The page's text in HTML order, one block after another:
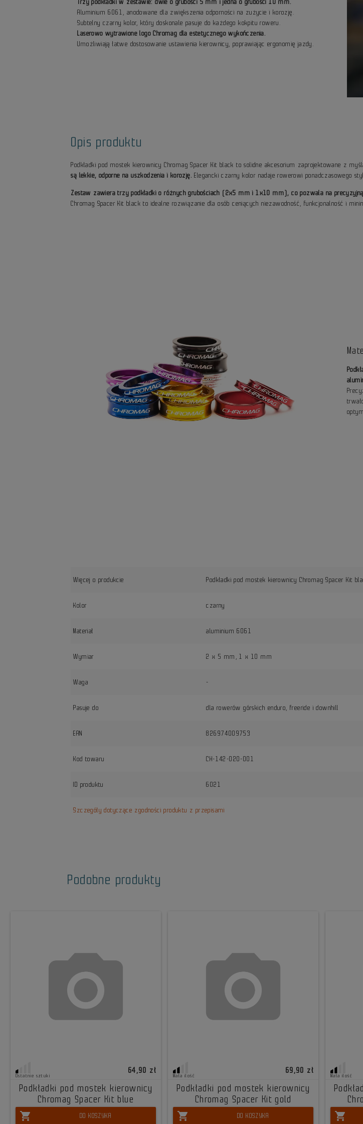
Trzy podkładki w zestawie: dwie o grubości 5 mm i jedna o grubości 10 mm.
Aluminium 6061, anodowane dla zwiększenia odporności na zużycie i korozję.
Subtelny czarny kolor, który doskonale pasuje do każdego kokpitu roweru.
Laserowo wytrawione logo Chromag dla estetycznego wykończenia.
Umożliwiają łatwe dostosowanie ustawienia kierownicy, poprawiając ergonomię jazdy.
Opis produktu
Podkładki pod mostek kierownicy Chromag Spacer Kit black to solidne akcesorium zaprojektowane z
są lekkie, odporne na uszkodzenia i korozję. Elegancki czarny kolor nadaje rowerowi ponadczasowego
Zestaw zawiera trzy podkładki o różnych grubościach (2x5 mm i 1x10 mm), co pozwala na
Chromag Spacer Kit black to idealne rozwiązanie dla osób ceniących niezawodność, funkcjonalność i
Więcej o produkcie Podkładki pod mostek kierownicy Chromag Spacer Kit
Kolor czarny
Materiał aluminium 6061
Wymiar 2 x 5 mm, 1 x 10 mm
Waga -
Pasuje do dla rowerów górskich enduro, freeride i downhill
EAN 826974009753
Kod towaru CH-142-020-001
ID produktu 6021
Szczegóły dotyczące zgodności produktu z przepisami
Podobne produkty
Ostatnie sztuki
64,90 zł
Podkładki pod mostek kierownicy
Chromag Spacer Kit blue
shopping_cart DO KOSZYKA
Mała ilość
69,90 zł
Podkładki pod mostek kierownicy
Chromag Spacer Kit gold
shopping_cart DO KOSZYKA
Mała ilość
shopping_cart